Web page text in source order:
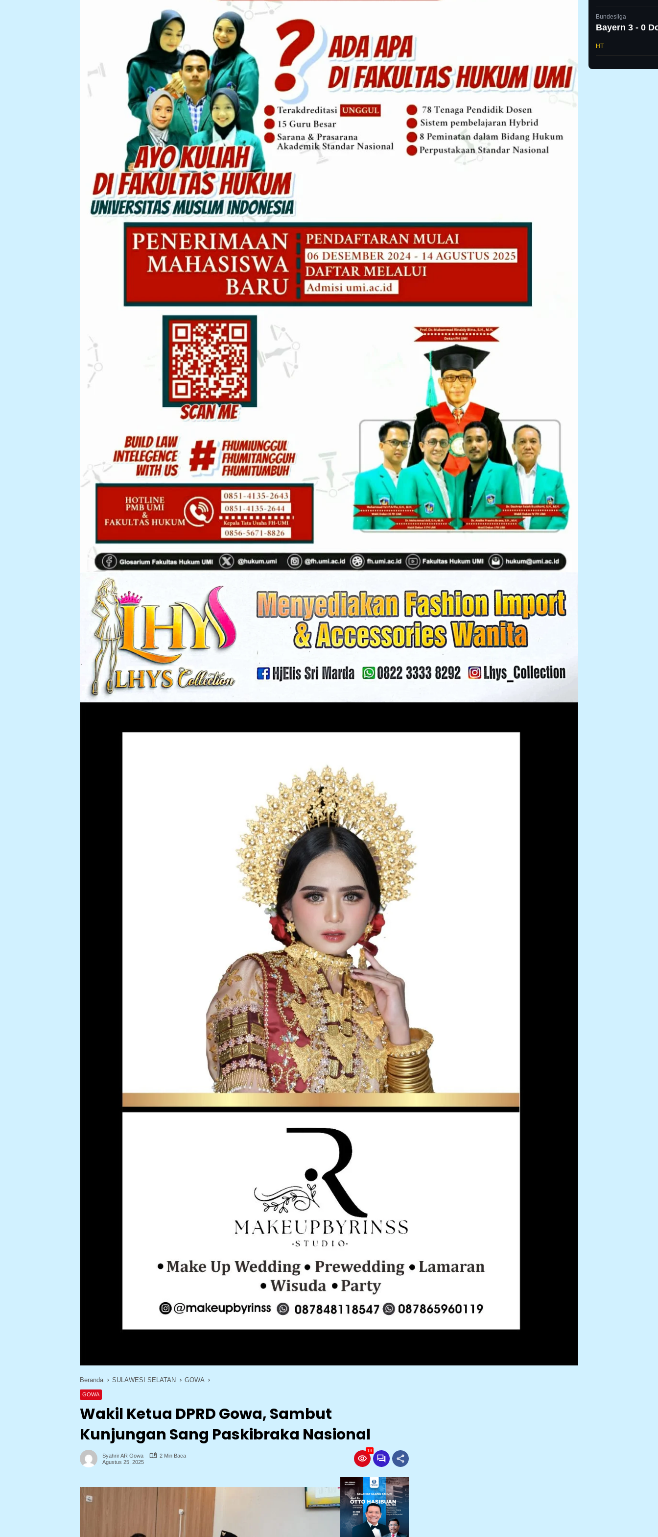
Bundesliga
Bayern 3 - 0
HT
Beranda SULAWESI SELATAN GOWA
GOWA
Wakil Ketua DPRD Gowa, Sambut
Kunjungan Sang Paskibraka Nasional
Syahrir AR Gowa
2 Min Baca
Agustus 25, 2025
13